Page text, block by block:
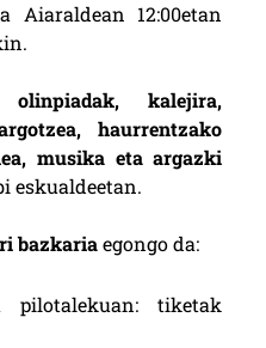
Aiaraldean 12:00etan
kalejira,
haurrentzako
musika eta argazki
eskualdeetan.
bazkariaegongo da:
pilotalekuan: tiketak